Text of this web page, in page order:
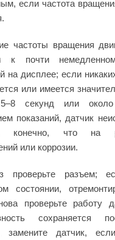
если частота
частоты вращения
к почти
на дисплее; если
или имеется
секунд или
показаний, датчик
конечно, что на
или коррозии.
проверьте разъем;
состоянии,
проверьте работу
сохраняется
замените датчик,